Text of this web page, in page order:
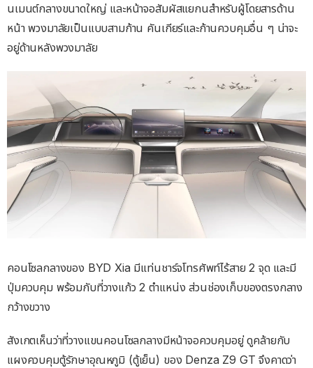
นเมนต์กลางขนาดใหญ่ และหน้าจอสัมผัสแยกนสำหรับผู้โดยสารด้าน
หน้า พวงมาลัยเป็นแบบสามก้าน คันเกียร์และก้านควบคุมอื่น ๆ น่าจะ
อยู่ด้านหลังพวงมาลัย
คอนโซลกลางของ BYD Xia มีแท่นชาร์จโทรศัพท์ไร้สาย 2 จุด และมี
ปุ่มควบคุม พร้อมกับที่วางแก้ว 2 ตำแหน่ง ส่วนช่องเก็บของตรงกลาง
กว้างขวาง
สังเกตเห็นว่าที่วางแขนคอนโซลกลางมีหน้าจอควบคุมอยู่ ดูคล้ายกับ
แผงควบคุมตู้รักษาอุณหภูมิ (ตู้เย็น) ของ Denza Z9 GT จึงคาดว่า